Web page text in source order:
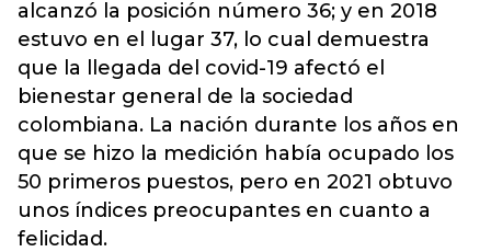
alcanzó la posición número 36; y en 2018
estuvo en el lugar 37, lo cual demuestra
que la llegada del covid-19 afectó el
bienestar general de la sociedad
colombiana. La nación durante los años en
que se hizo la medición había ocupado los
50 primeros puestos, pero en 2021 obtuvo
unos índices preocupantes en cuanto a
felicidad.